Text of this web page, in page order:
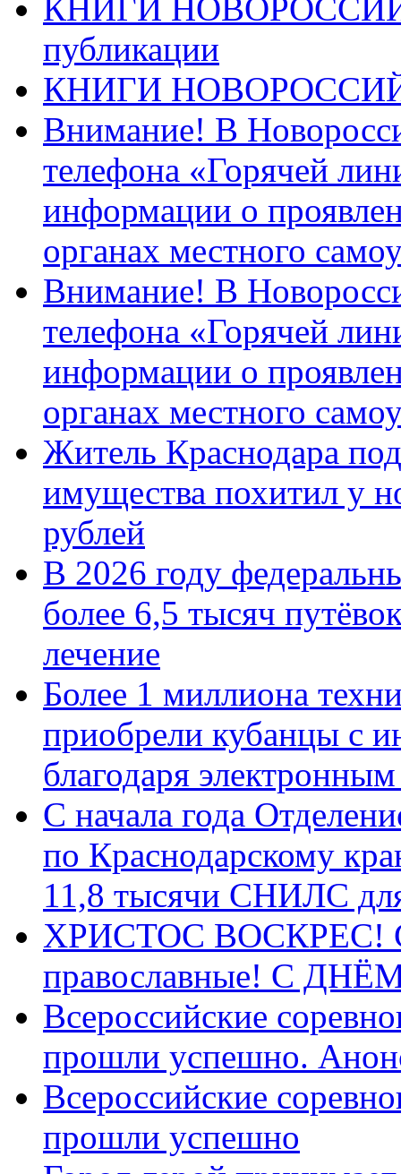
КНИГИ
публикации
КНИГИ
Внимание! В
телефона «Горячей
информации о
органах местного
Внимание! В
телефона «Горячей
информации о
органах местного
Житель Краснодара
имущества похитил у
рублей
В 2026 году
более 6,5 тысяч
лечение
Более 1 миллиона
приобрели кубанцы с
благодаря
С начала года
по Краснодарскому
11,8 тысячи СНИЛС
ХРИСТОС ВОСКРЕС! С
православные! C
Всероссийские
прошли успешно.
Всероссийские
прошли успешно